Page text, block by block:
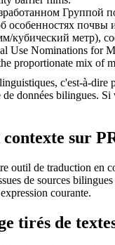
Группой
особенностях
кубический метр),
Use Nominations for
proportionate mix of
c'est-à-
données bilingues.
sur
outil de traduction en
de sources
courante.
tirés de